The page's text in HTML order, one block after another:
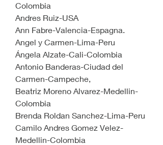
Colombia
Andres Ruiz-USA
Ann Fabre-Valencia-Espagna.
Angel y Carmen-Lima-Peru
Ángela Alzate-Cali-Colombia
Antonio Banderas-Ciudad del
Carmen-Campeche,
Beatriz Moreno Alvarez-Medellin-
Colombia
Brenda Roldan Sanchez-Lima-Peru
Camilo Andres Gomez Velez-
Medellin-Colombia